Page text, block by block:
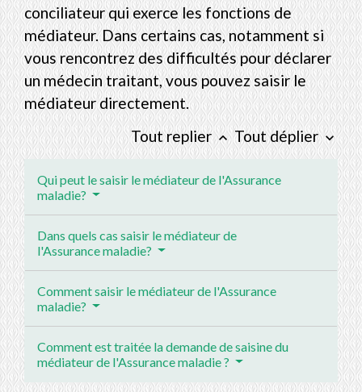
conciliateur qui exerce les fonctions de
médiateur. Dans certains cas, notamment si
vous rencontrez des difficultés pour déclarer
un médecin traitant, vous pouvez saisir le
médiateur directement.
Tout replier keyboard_arrow_up Tout déplier keyboard_arrow_down
Qui peut le saisir le médiateur de l'Assurance
maladie?
Dans quels cas saisir le médiateur de
l'Assurance maladie?
Comment saisir le médiateur de l'Assurance
maladie?
Comment est traitée la demande de saisine du
médiateur de l'Assurance maladie ?